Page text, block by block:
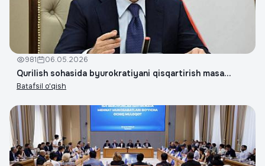
981 06.05.2026
Qurilish sohasida byurokratiyani qisqartirish masa...
Batafsil o'qish